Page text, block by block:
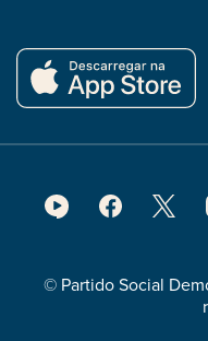
© Partido Social
Footer
Media